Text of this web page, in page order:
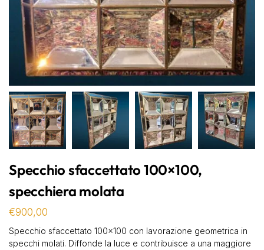
Specchio sfaccettato 100×100,
specchiera molata
€900,00
Specchio sfaccettato 100×100 con lavorazione geometrica in
specchi molati. Diffonde la luce e contribuisce a una maggiore